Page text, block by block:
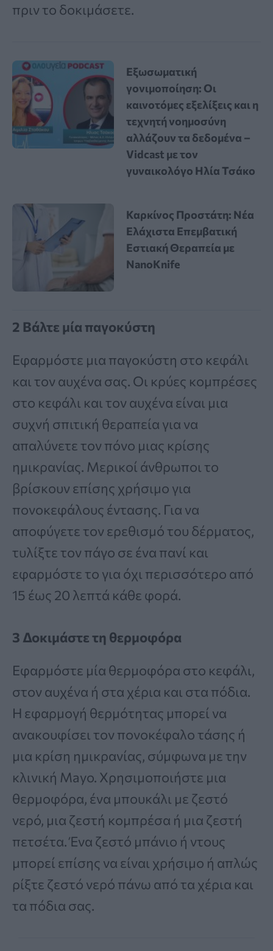
πριν το δοκιμάσετε.
Εξωσωματική
γονιμοποίηση: Οι
καινοτόμες εξελίξεις και η
τεχνητή νοημοσύνη
αλλάζουν τα δεδομένα –
Vidcast με τον
γυναικολόγο Ηλία Τσάκο
Καρκίνος Προστάτη: Νέα
Ελάχιστα Επεμβατική
Εστιακή Θεραπεία με
NanoKnife
2 Βάλτε μία παγοκύστη
Εφαρμόστε μια παγοκύστη στο κεφάλι
και τον αυχένα σας. Οι κρύες κομπρέσες
στο κεφάλι και τον αυχένα είναι μια
συχνή σπιτική θεραπεία για να
απαλύνετε τον πόνο μιας κρίσης
ημικρανίας. Μερικοί άνθρωποι το
βρίσκουν επίσης χρήσιμο για
πονοκεφάλους έντασης. Για να
αποφύγετε τον ερεθισμό του δέρματος,
τυλίξτε τον πάγο σε ένα πανί και
εφαρμόστε το για όχι περισσότερο από
15 έως 20 λεπτά κάθε φορά.
3 Δοκιμάστε τη θερμοφόρα
Εφαρμόστε μία θερμοφόρα στο κεφάλι,
στον αυχένα ή στα χέρια και στα πόδια.
Η εφαρμογή θερμότητας μπορεί να
ανακουφίσει τον πονοκέφαλο τάσης ή
μια κρίση ημικρανίας, σύμφωνα με την
κλινική Mayo. Χρησιμοποιήστε μια
θερμοφόρα, ένα μπουκάλι με ζεστό
νερό, μια ζεστή κομπρέσα ή μια ζεστή
πετσέτα. Ένα ζεστό μπάνιο ή ντους
μπορεί επίσης να είναι χρήσιμο ή απλώς
ρίξτε ζεστό νερό πάνω από τα χέρια και
τα πόδια σας.